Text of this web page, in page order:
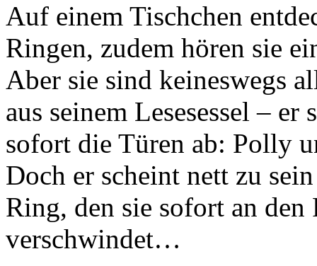
Auf einem Tischchen
Ringen, zudem hören sie
Aber sie sind keineswegs
aus seinem Lesesessel –
sofort die Türen ab: Polly
Doch er scheint nett zu
Ring, den sie sofort an den
verschwindet…